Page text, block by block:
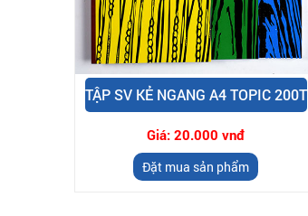
TẬP SV KẺ NGANG A4 TOPIC 200T
Giá:20.000 vnđ
Đặt mua sản phẩm